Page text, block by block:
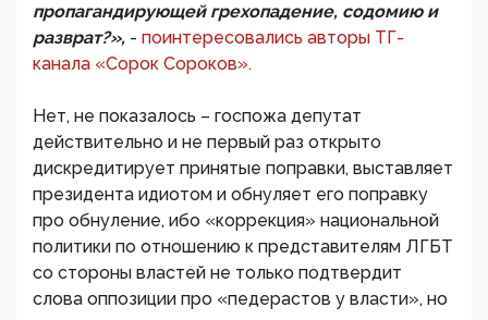
пропагандирующей грехопадение, содомию и
разврат?», - поинтересовались авторы ТГ-
канала «Сорок Сороков».
Нет, не показалось – госпожа депутат
действительно и не первый раз открыто
дискредитирует принятые поправки, выставляет
президента идиотом и обнуляет его поправку
про обнуление, ибо «коррекция» национальной
политики по отношению к представителям ЛГБТ
со стороны властей не только подтвердит
слова оппозиции про «педерастов у власти», но